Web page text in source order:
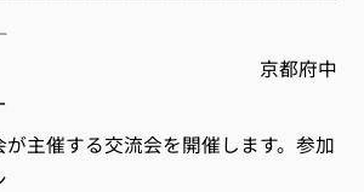
府中
主催する交流会を開催します。参加